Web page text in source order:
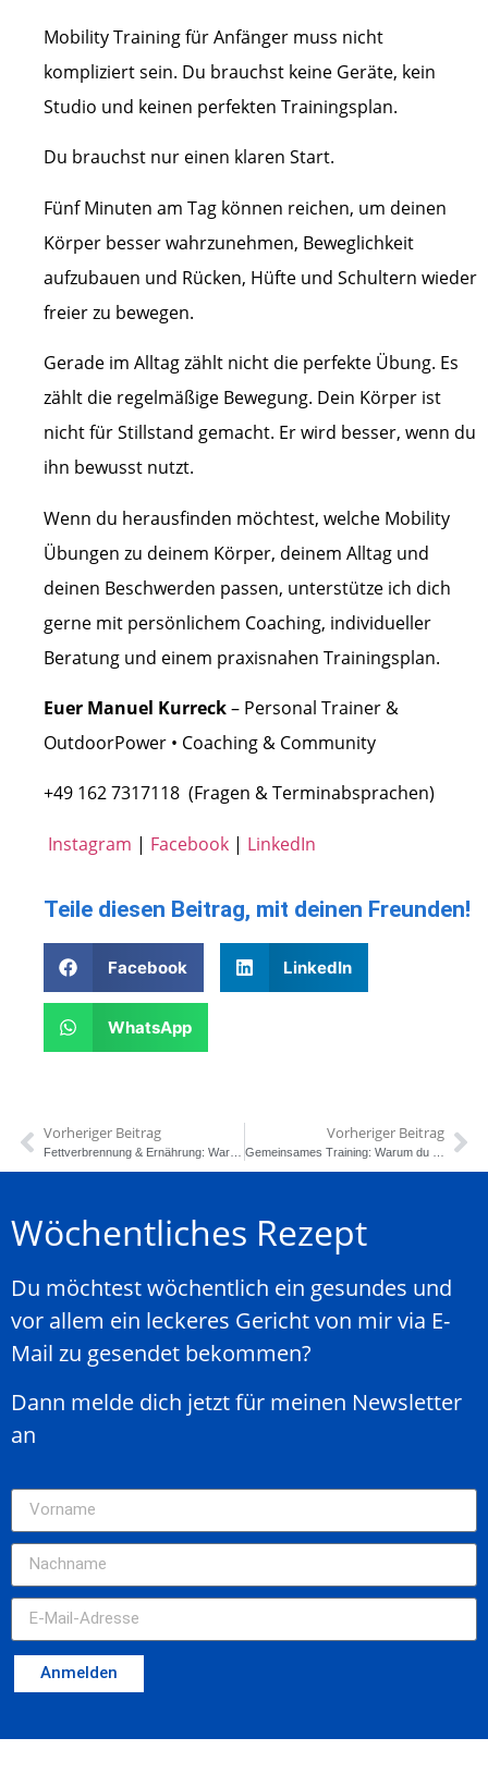
Mobility Training für Anfänger muss nicht
kompliziert sein. Du brauchst keine Geräte, kein
Studio und keinen perfekten Trainingsplan.
Du brauchst nur einen klaren Start.
Fünf Minuten am Tag können reichen, um deinen
Körper besser wahrzunehmen, Beweglichkeit
aufzubauen und Rücken, Hüfte und Schultern wieder
freier zu bewegen.
Gerade im Alltag zählt nicht die perfekte Übung. Es
zählt die regelmäßige Bewegung. Dein Körper ist
nicht für Stillstand gemacht. Er wird besser, wenn du
ihn bewusst nutzt.
Wenn du herausfinden möchtest, welche Mobility
Übungen zu deinem Körper, deinem Alltag und
deinen Beschwerden passen, unterstütze ich dich
gerne mit persönlichem Coaching, individueller
Beratung und einem praxisnahen Trainingsplan.
Euer Manuel Kurreck– Personal Trainer &
OutdoorPower • Coaching & Community
+49 162 7317118 (Fragen & Terminabsprachen)
Instagram | Facebook | LinkedIn
Teile diesen Beitrag, mit deinen Freunden!
Facebook LinkedIn
WhatsApp
Vorheriger Beitrag Vorheriger Beitrag
Wöchentliches Rezept
Du möchtest wöchentlich ein gesundes und
vor allem ein leckeres Gericht von mir via E-
Mail zu gesendet bekommen?
Dann melde dich jetzt für meinen Newsletter
an
Anmelden